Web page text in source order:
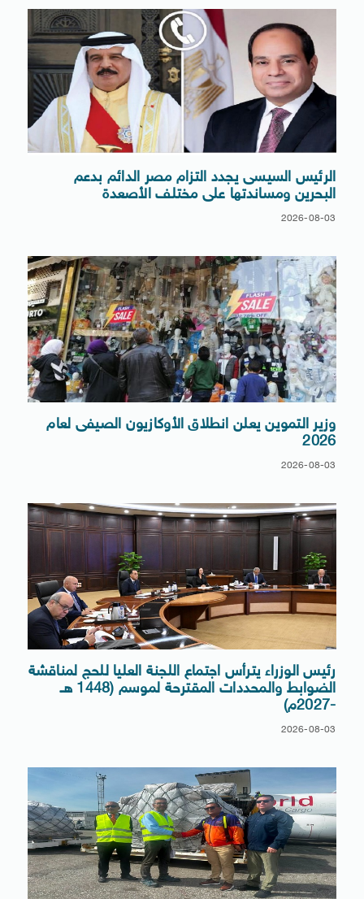
الرئيس السيسى يجدد التزام مصر الدائم بدعم
البحرين ومساندتها على مختلف الأصعدة
2026-08-03
وزير التموين يعلن انطلاق الأوكازيون الصيفى لعام
2026
2026-08-03
رئيس الوزراء يترأس اجتماع اللجنة العليا للحج لمناقشة
الضوابط والمحددات المقترحة لموسم (1448 هـ
-2027م)
2026-08-03